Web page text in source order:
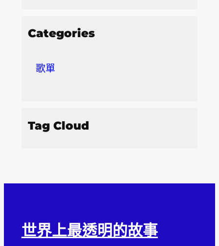
Categories
歌單
Tag Cloud
世界上最透明的故事